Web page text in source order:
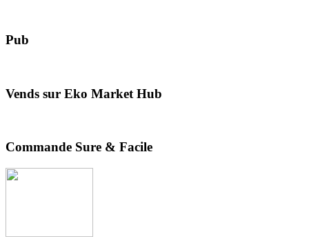
Pub
Vends sur Eko Market Hub
Commande Sure & Facile